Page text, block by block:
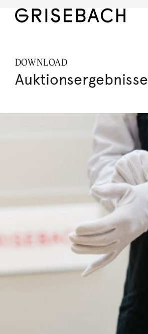
DOWNLOAD
Auktionsergebnisse